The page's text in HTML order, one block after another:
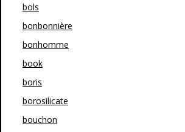
bols
bonbonnière
bonhomme
book
boris
borosilicate
bouchon